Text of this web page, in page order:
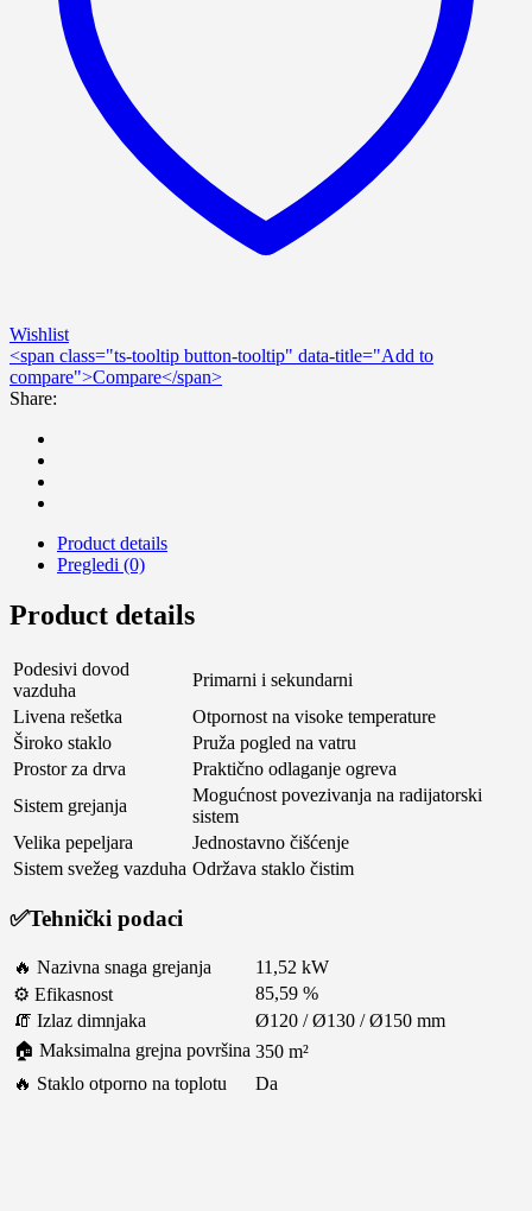
Wishlist
<span class="ts-tooltip button-tooltip" data-title="Add to
compare">Compare</span>
Share:
Product details
Pregledi (0)
Product details
Podesivi dovod
vazduha
Primarni i sekundarni
Livena rešetka
Otpornost na visoke temperature
Široko staklo
Pruža pogled na vatru
Prostor za drva
Praktično odlaganje ogreva
Sistem grejanja
Mogućnost povezivanja na radijatorski
sistem
Velika pepeljara
Jednostavno čišćenje
Sistem svežeg vazduha Održava staklo čistim
✅Tehnički podaci
🔥 Nazivna snaga grejanja
11,52 kW
⚙️ Efikasnost
85,59 %
🧯 Izlaz dimnjaka
Ø120 / Ø130 / Ø150 mm
🏠 Maksimalna grejna površina 350 m²
🔥 Staklo otporno na toplotu
Da